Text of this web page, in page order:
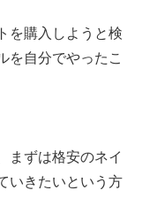
を購入しようと検
を自分でやったこ
まずは格安のネイ
いきたいという方